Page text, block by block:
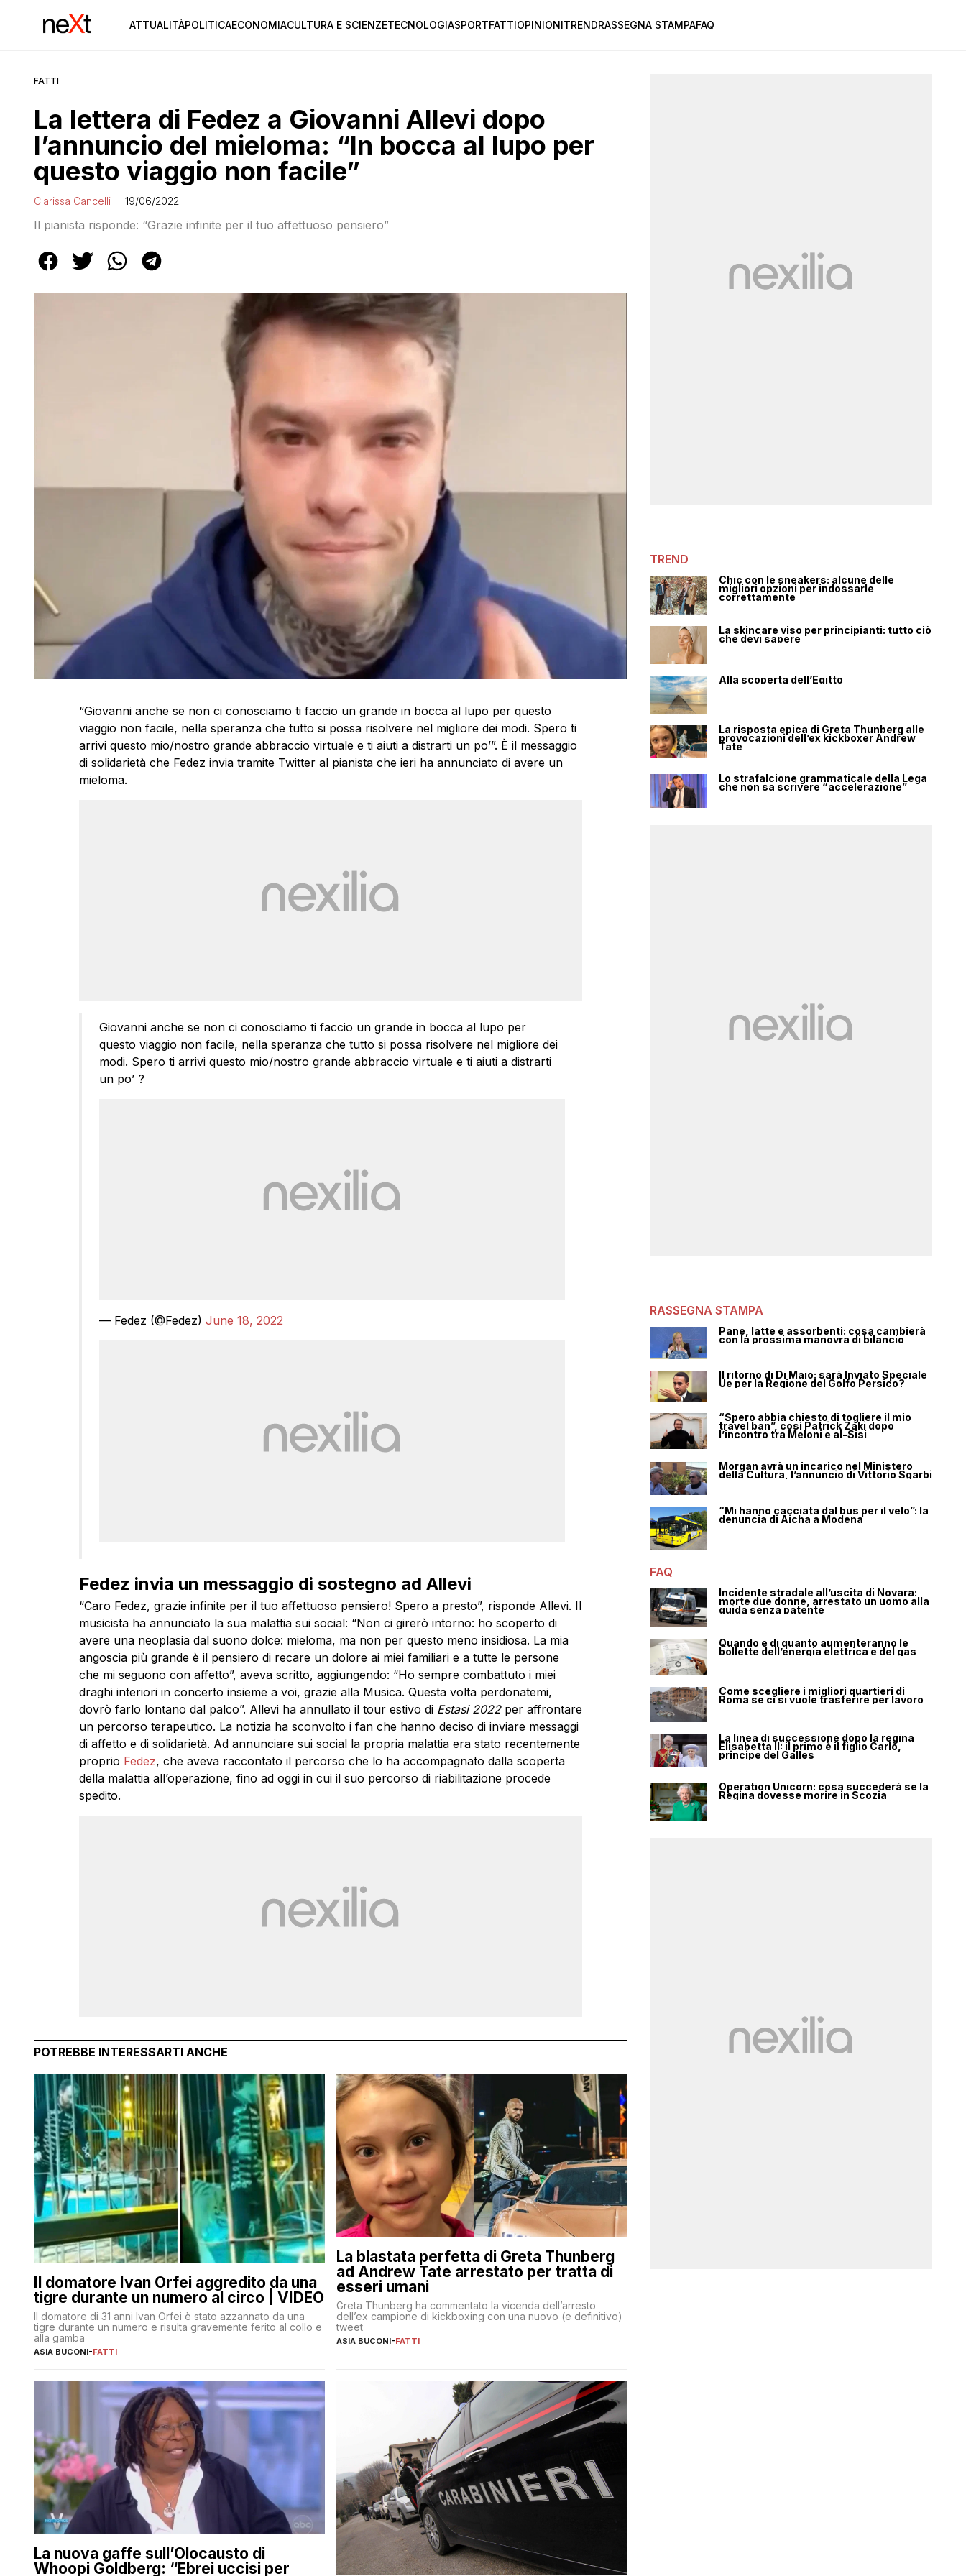
ATTUALITÀPOLITICAECONOMIACULTURA E SCIENZETECNOLOGIASPORTFATTIOPINIONITRENDRASSEGNA STAMPAFAQ
FATTI
La lettera di Fedez a Giovanni Allevi dopo
l’annuncio del mieloma: “In bocca al lupo per
questo viaggio non facile”
Clarissa Cancelli 19/06/2022
Il pianista risponde: “Grazie infinite per il tuo affettuoso pensiero”
“Giovanni anche se non ci conosciamo ti faccio un grande in bocca al lupo per questo
viaggio non facile, nella speranza che tutto si possa risolvere nel migliore dei modi. Spero ti
arrivi questo mio/nostro grande abbraccio virtuale e ti aiuti a distrarti un po’”. È il messaggio
di solidarietà che Fedez invia tramite Twitter al pianista che ieri ha annunciato di avere un
mieloma.
Giovanni anche se non ci conosciamo ti faccio un grande in bocca al lupo per
questo viaggio non facile, nella speranza che tutto si possa risolvere nel migliore dei
modi. Spero ti arrivi questo mio/nostro grande abbraccio virtuale e ti aiuti a distrarti
un po’ ?
— Fedez (@Fedez) June 18, 2022
Fedez invia un messaggio di sostegno ad Allevi
“Caro Fedez, grazie infinite per il tuo affettuoso pensiero! Spero a presto”, risponde Allevi. Il
musicista ha annunciato la sua malattia sui social: “Non ci girerò intorno: ho scoperto di
avere una neoplasia dal suono dolce: mieloma, ma non per questo meno insidiosa. La mia
angoscia più grande è il pensiero di recare un dolore ai miei familiari e a tutte le persone
che mi seguono con affetto”, aveva scritto, aggiungendo: “Ho sempre combattuto i miei
draghi interiori in concerto insieme a voi, grazie alla Musica. Questa volta perdonatemi,
dovrò farlo lontano dal palco”. Allevi ha annullato il tour estivo di Estasi 2022per affrontare
un percorso terapeutico. La notizia ha sconvolto i fan che hanno deciso di inviare messaggi
di affetto e di solidarietà. Ad annunciare sui social la propria malattia era stato recentemente
proprio Fedez, che aveva raccontato il percorso che lo ha accompagnato dalla scoperta
della malattia all’operazione, fino ad oggi in cui il suo percorso di riabilitazione procede
spedito.
POTREBBE INTERESSARTI ANCHE
Il domatore Ivan Orfei aggredito da una
tigre durante un numero al circo | VIDEO
Il domatore di 31 anni Ivan Orfei è stato azzannato da una
tigre durante un numero e risulta gravemente ferito al collo e
alla gamba
ASIA BUCONI-FATTI
La blastata perfetta di Greta Thunberg
ad Andrew Tate arrestato per tratta di
esseri umani
Greta Thunberg ha commentato la vicenda dell’arresto
dell’ex campione di kickboxing con una nuovo (e definitivo)
tweet
ASIA BUCONI-FATTI
La nuova gaffe sull’Olocausto di
Whoopi Goldberg: “Ebrei uccisi per
TREND
Chic con le sneakers: alcune delle
migliori opzioni per indossarle
correttamente
La skincare viso per principianti: tutto ciò
che devi sapere
Alla scoperta dell’Egitto
La risposta epica di Greta Thunberg alle
provocazioni dell’ex kickboxer Andrew
Tate
Lo strafalcione grammaticale della Lega
che non sa scrivere “accelerazione”
RASSEGNA STAMPA
Pane, latte e assorbenti: cosa cambierà
con la prossima manovra di bilancio
Il ritorno di Di Maio: sarà Inviato Speciale
Ue per la Regione del Golfo Persico?
“Spero abbia chiesto di togliere il mio
travel ban”, così Patrick Zaki dopo
l’incontro tra Meloni e al-Sisi
Morgan avrà un incarico nel Ministero
della Cultura, l’annuncio di Vittorio Sgarbi
“Mi hanno cacciata dal bus per il velo”: la
denuncia di Aicha a Modena
FAQ
Incidente stradale all’uscita di Novara:
morte due donne, arrestato un uomo alla
guida senza patente
Quando e di quanto aumenteranno le
bollette dell’energia elettrica e del gas
Come scegliere i migliori quartieri di
Roma se ci si vuole trasferire per lavoro
La linea di successione dopo la regina
Elisabetta II: il primo è il figlio Carlo,
principe del Galles
Operation Unicorn: cosa succederà se la
Regina dovesse morire in Scozia